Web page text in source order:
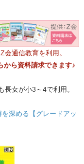
通信教育を利用。
から資料請求できます♪
女が小3～4で利用。
深める【グレードアッ